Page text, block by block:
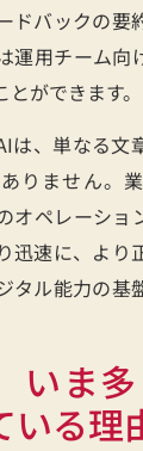
ドバックの要
運用チーム向
ができます。
は、単なる文
りません。
オペレーショ
迅速に、より
タル能力の基
いま
いる理